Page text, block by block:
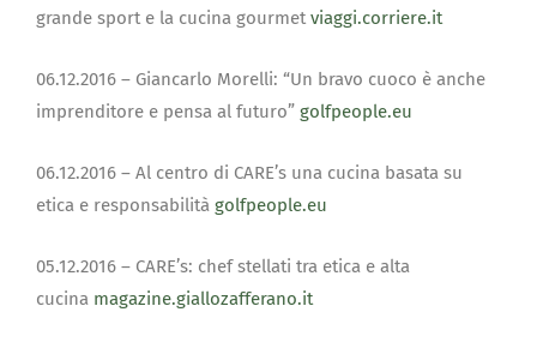
grande sport e la cucina gourmet viaggi.corriere.it
06.12.2016 – Giancarlo Morelli: “Un bravo cuoco è anche
imprenditore e pensa al futuro” golfpeople.eu
06.12.2016 – Al centro di CARE’s una cucina basata su
etica e responsabilità golfpeople.eu
05.12.2016 – CARE’s: chef stellati tra etica e alta
cucina magazine.giallozafferano.it